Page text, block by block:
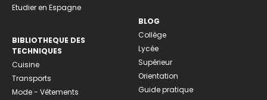
Etudier en Espagne
BIBLIOTHEQUE DES
TECHNIQUES
Cuisine
Transports
Mode - Vêtements
BLOG
Collège
Lycée
Supérieur
Orientation
Guide pratique